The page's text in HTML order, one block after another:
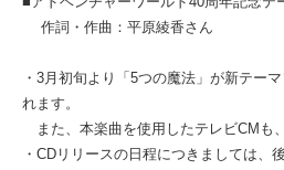
作詞・作曲：平原綾香さん
・3月初旬より「5つの魔法」が新テー
れます。
また、本楽曲を使用したテレビCMも
・CDリリースの日程につきましては、